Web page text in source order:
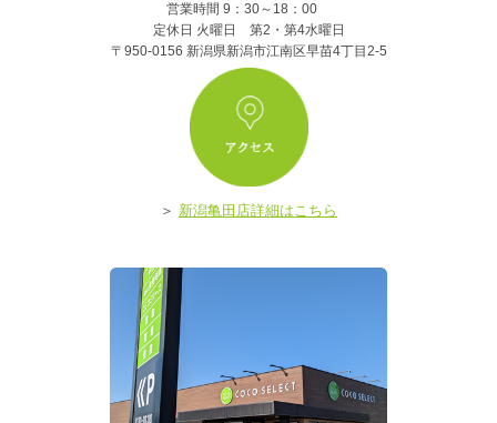
営業時間 9：30～18：00
定休日 火曜日 第2・第4水曜日
〒950-0156 新潟県新潟市江南区早苗4丁目2-5
＞ 新潟亀田店詳細はこちら